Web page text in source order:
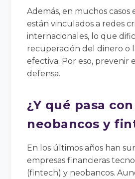
Además, en muchos casos
están vinculados a redes
internacionales, lo que
recuperación del dinero o
efectiva. Por eso, prevenir
defensa.
¿Y qué pasa
neobancos y
En los últimos años han
empresas financieras
(fintech) y neobancos.